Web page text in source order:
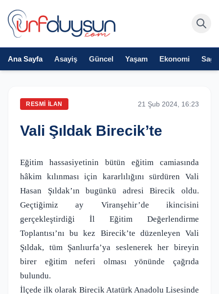
Ana Sayfa Asayiş Güncel Yaşam Ekonomi
RESMI İLAN 21 Şub 2024, 16:23
Vali Şıldak Birecik’te
Eğitim hassasiyetinin bütün eğitim camiasında
hâkim kılınması için kararlılığını sürdüren Vali
Hasan Şıldak’ın bugünkü adresi Birecik oldu.
Geçtiğimiz ay Viranşehir’de ikincisini
gerçekleştirdiği İl Eğitim Değerlendirme
Toplantısı’nı bu kez Birecik’te düzenleyen Vali
Şıldak, tüm Şanlıurfa’ya seslenerek her bireyin
birer eğitim neferi olması yönünde çağrıda
bulundu.
İlçede ilk olarak Birecik Atatürk Anadolu Lisesinde